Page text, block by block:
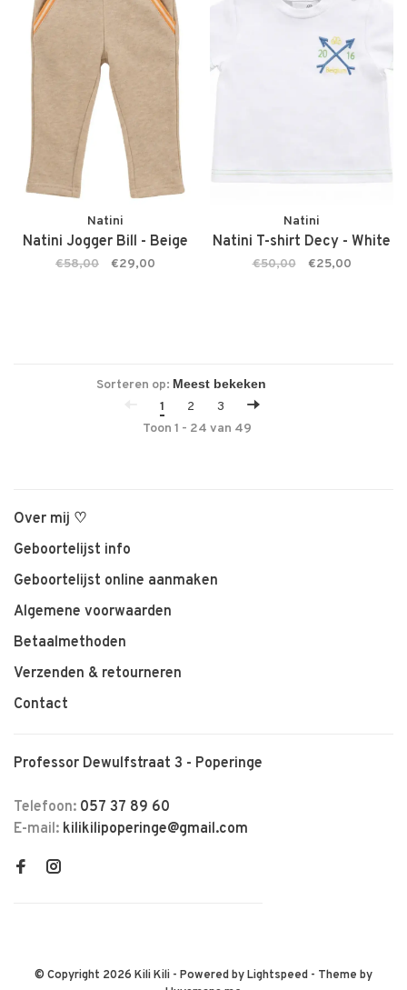
Natini
Natini Jogger Bill - Beige
€58,00 €29,00
Natini
Natini T-shirt Decy - White
€50,00 €25,00
Sorteren op:
1
2
3
Toon 1 - 24 van 49
Over mij ♡
Geboortelijst info
Geboortelijst online aanmaken
Algemene voorwaarden
Betaalmethoden
Verzenden & retourneren
Contact
Professor Dewulfstraat 3 - Poperinge
Telefoon: 057 37 89 60
E-mail: kilikilipoperinge@gmail.com
© Copyright 2026 Kili Kili - Powered byLightspeed - Theme by